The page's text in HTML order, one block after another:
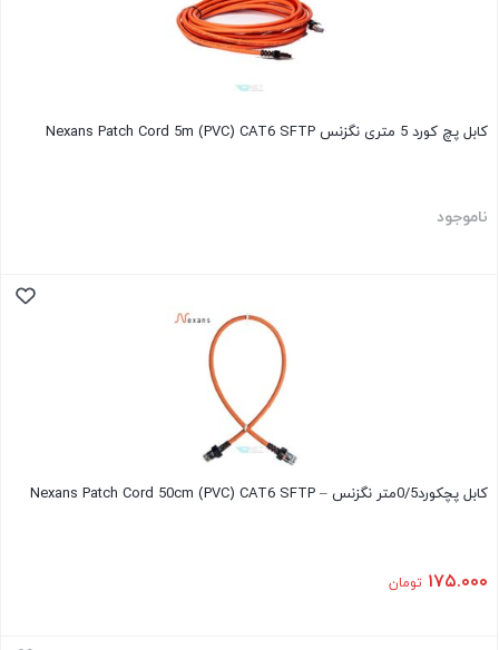
کابل پچ کورد 5 متری نگزنس Nexans Patch Cord 5m (PVC) CAT6 SFTP
ناموجود
کابل پچکورد0/5متر نگزنس – Nexans Patch Cord 50cm (PVC) CAT6 SFTP
۱۷۵.۰۰۰ تومان